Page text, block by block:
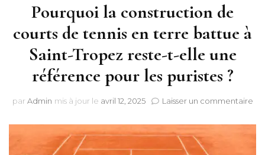
Pourquoi la construction de
courts de tennis en terre battue à
Saint-Tropez reste-t-elle une
référence pour les puristes ?
par Admin mis à jour le avril 12, 2025 Laisser un commentairesur
la